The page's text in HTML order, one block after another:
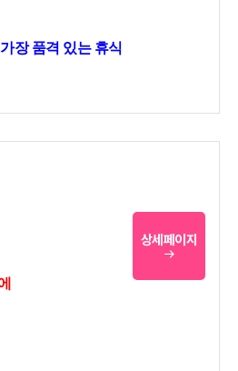
장 품격 있는 휴식
상세페이지